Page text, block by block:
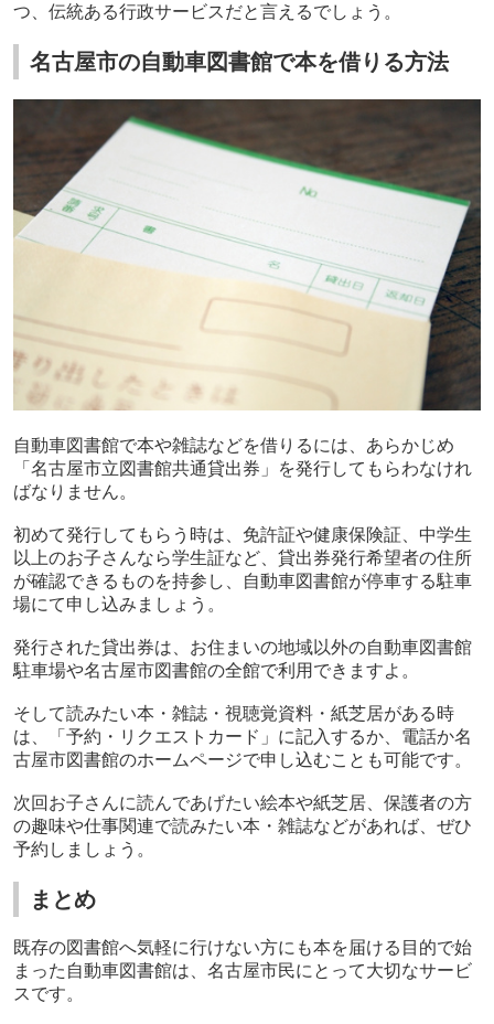
つ、伝統ある行政サービスだと言えるでしょう。
名古屋市の自動車図書館で本を借りる方法
自動車図書館で本や雑誌などを借りるには、あらかじめ
「名古屋市立図書館共通貸出券」を発行してもらわなけれ
ばなりません。
初めて発行してもらう時は、免許証や健康保険証、中学生
以上のお子さんなら学生証など、貸出券発行希望者の住所
が確認できるものを持参し、自動車図書館が停車する駐車
場にて申し込みましょう。
発行された貸出券は、お住まいの地域以外の自動車図書館
駐車場や名古屋市図書館の全館で利用できますよ。
そして読みたい本・雑誌・視聴覚資料・紙芝居がある時
は、「予約・リクエストカード」に記入するか、電話か名
古屋市図書館のホームページで申し込むことも可能です。
次回お子さんに読んであげたい絵本や紙芝居、保護者の方
の趣味や仕事関連で読みたい本・雑誌などがあれば、ぜひ
予約しましょう。
まとめ
既存の図書館へ気軽に行けない方にも本を届ける目的で始
まった自動車図書館は、名古屋市民にとって大切なサービ
スです。